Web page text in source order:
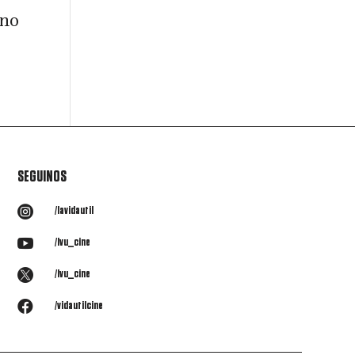
SEGUINOS
 /lavidautil
 /lvu_cine
 /lvu_cine
 /vidautilcine